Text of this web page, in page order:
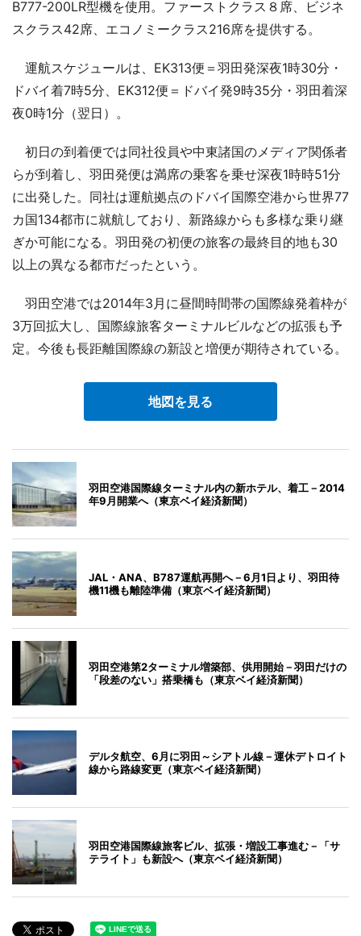
B777-200LR型機を使用。ファーストクラス８席、ビジネ
スクラス42席、エコノミークラス216席を提供する。
運航スケジュールは、EK313便＝羽田発深夜1時30分・
ドバイ着7時5分、EK312便＝ドバイ発9時35分・羽田着深
夜0時1分（翌日）。
初日の到着便では同社役員や中東諸国のメディア関係者
らが到着し、羽田発便は満席の乗客を乗せ深夜1時時51分
に出発した。同社は運航拠点のドバイ国際空港から世界77
カ国134都市に就航しており、新路線からも多様な乗り継
ぎか可能になる。羽田発の初便の旅客の最終目的地も30
以上の異なる都市だったという。
羽田空港では2014年3月に昼間時間帯の国際線発着枠が
3万回拡大し、国際線旅客ターミナルビルなどの拡張も予
定。今後も長距離国際線の新設と増便が期待されている。
地図を見る
羽田空港国際線ターミナル内の新ホテル、着工－2014
年9月開業へ（東京ベイ経済新聞）
JAL・ANA、B787運航再開へ－6月1日より、羽田待
機11機も離陸準備（東京ベイ経済新聞）
羽田空港第2ターミナル増築部、供用開始－羽田だけの
「段差のない」搭乗橋も（東京ベイ経済新聞）
デルタ航空、6月に羽田～シアトル線－運休デトロイト
線から路線変更（東京ベイ経済新聞）
羽田空港国際線旅客ビル、拡張・増設工事進む－「サ
テライト」も新設へ（東京ベイ経済新聞）